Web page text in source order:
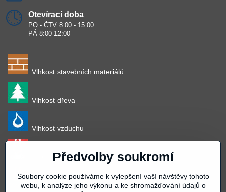
Otevírací doba
PO - ČTV 8:00 - 15:00
PÁ 8:00-12:00
Vlhkost stavebních materiálů
Vlhkost dřeva
Vlhkost vzduchu
Teplota vzduchu
Teplota povrchu
Předvolby soukromí
Soubory cookie používáme k vylepšení vaší návštěvy tohoto
webu, k analýze jeho výkonu a ke shromažďování údajů o